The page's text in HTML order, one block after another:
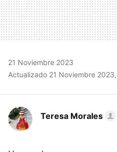
21 Noviembre 2023
Actualizado 21 Noviembre
Teresa Morales